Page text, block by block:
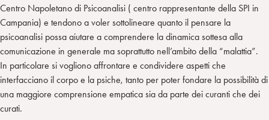
Centro Napoletano di Psicoanalisi ( centro rappresentante della SPI in
Campania) e tendono a voler sottolineare quanto il pensare la
psicoanalisi possa aiutare a comprendere la dinamica sottesa alla
comunicazione in generale ma soprattutto nell’ambito della “malattia”.
In particolare si vogliono affrontare e condividere aspetti che
interfacciano il corpo e la psiche, tanto per poter fondare la possibilità di
una maggiore comprensione empatica sia da parte dei curanti che dei
curati.